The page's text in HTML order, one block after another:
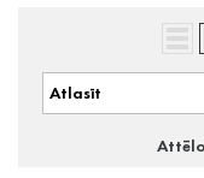
Atlasīt